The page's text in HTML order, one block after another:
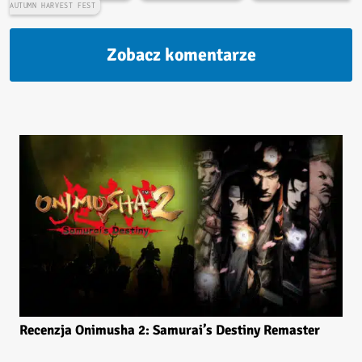
AUTUMN HARVEST FEST
Zobacz komentarze
Recenzja Onimusha 2: Samurai’s Destiny Remaster